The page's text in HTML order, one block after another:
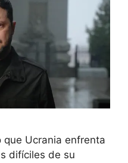
Ucrania enfrenta
difíciles de su